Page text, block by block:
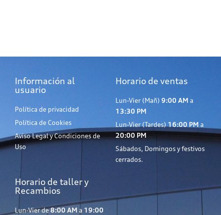
Información al
usuario
Política de privacidad
Política de Cookies
Aviso Legal y Condiciones de
Uso
Horario de ventas
Lun-Vier (Mañ) 9:00 AM a
13:30 PM
Lun-Vier (Tardes) 16:00 PM a
20:00 PM
Sábados, Domingos y festivos
cerrados.
Horario de taller y
Recambios
Lun-Vier de8:00 AM a 19:00